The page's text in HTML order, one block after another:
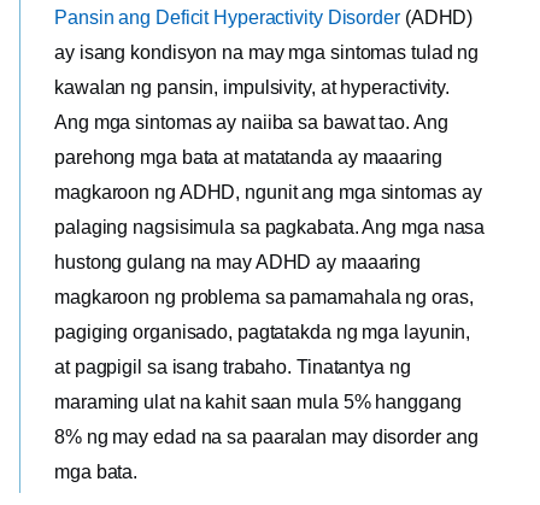
Pansin ang Deficit Hyperactivity Disorder(ADHD)
ay isang kondisyon na may mga sintomas tulad ng
kawalan ng pansin, impulsivity, at hyperactivity.
Ang mga sintomas ay naiiba sa bawat tao. Ang
parehong mga bata at matatanda ay maaaring
magkaroon ng ADHD, ngunit ang mga sintomas ay
palaging nagsisimula sa pagkabata. Ang mga nasa
hustong gulang na may ADHD ay maaaring
magkaroon ng problema sa pamamahala ng oras,
pagiging organisado, pagtatakda ng mga layunin,
at pagpigil sa isang trabaho. Tinatantya ng
maraming ulat na kahit saan mula 5% hanggang
8% ng may edad na sa paaralan may disorder ang
mga bata.